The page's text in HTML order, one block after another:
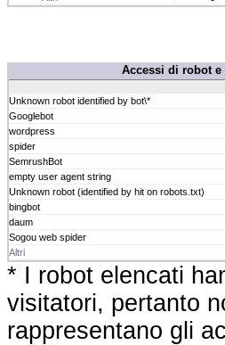
Accessi di robot
Unknown robot identified by bot\*
Googlebot
wordpress
spider
SemrushBot
empty user agent string
Unknown robot (identified by hit on robots.txt)
bingbot
daum
Sogou web spider
Altri
* I robot elencati
visitatori, pertanto
rappresentano gli